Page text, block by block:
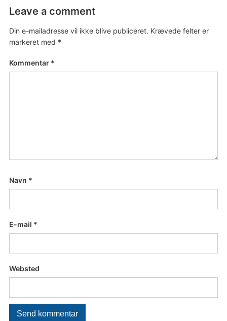
Leave a comment
Din e-mailadresse vil ikke blive publiceret. Krævede felter er
markeret med *
Kommentar *
Navn *
E-mail *
Websted